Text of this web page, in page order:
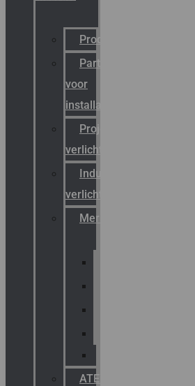
Productcatalogus
Partner
voor
installateurs
Projectreferenties
verlichting
Industriële
verlichting
Merken
ATEX